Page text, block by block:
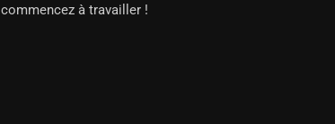
commencez à travailler !